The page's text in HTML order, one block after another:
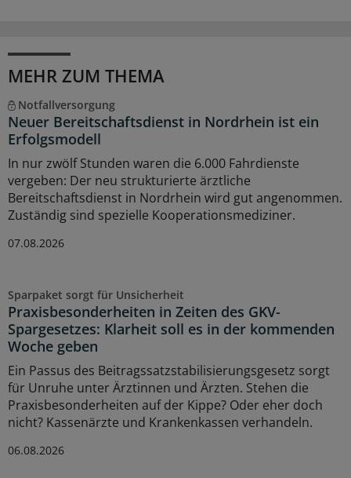
MEHR ZUM THEMA
Notfallversorgung
Neuer Bereitschaftsdienst in Nordrhein ist ein
Erfolgsmodell
In nur zwölf Stunden waren die 6.000 Fahrdienste
vergeben: Der neu strukturierte ärztliche
Bereitschaftsdienst in Nordrhein wird gut angenommen.
Zuständig sind spezielle Kooperationsmediziner.
07.08.2026
Sparpaket sorgt für Unsicherheit
Praxisbesonderheiten in Zeiten des GKV-
Spargesetzes: Klarheit soll es in der kommenden
Woche geben
Ein Passus des Beitragssatzstabilisierungsgesetz sorgt
für Unruhe unter Ärztinnen und Ärzten. Stehen die
Praxisbesonderheiten auf der Kippe? Oder eher doch
nicht? Kassenärzte und Krankenkassen verhandeln.
06.08.2026